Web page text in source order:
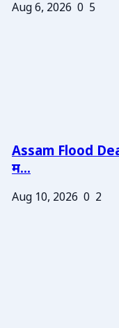
Aug 6, 2026 0 5
Assam Flood
म...
Aug 10, 2026 0 2